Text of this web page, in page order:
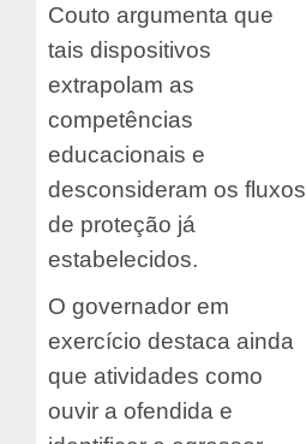
Couto argumenta que
tais dispositivos
extrapolam as
competências
educacionais e
desconsideram os fluxos
de proteção já
estabelecidos.
O governador em
exercício destaca ainda
que atividades como
ouvir a ofendida e